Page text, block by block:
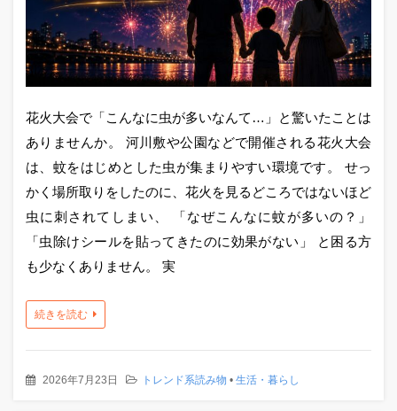
花火大会で「こんなに虫が多いなんて…」と驚いたことは
ありませんか。 河川敷や公園などで開催される花火大会
は、蚊をはじめとした虫が集まりやすい環境です。 せっ
かく場所取りをしたのに、花火を見るどころではないほど
虫に刺されてしまい、 「なぜこんなに蚊が多いの？」
「虫除けシールを貼ってきたのに効果がない」 と困る方
も少なくありません。 実
続きを読む
2026年7月23日 トレンド系読み物 • 生活・暮らし